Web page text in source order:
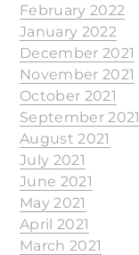
February 2022
January 2022
December 2021
November 2021
October 2021
September 2021
August 2021
July 2021
June 2021
May 2021
April 2021
March 2021